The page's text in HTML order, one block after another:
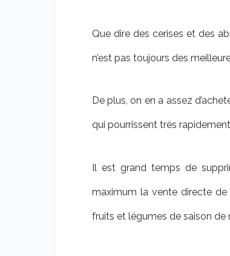
Que dire des cerises et des
n’est pas toujours des
De plus, on en a assez
qui pourrissent très
Il est grand temps de
maximum la vente directe
fruits et légumes de saison de